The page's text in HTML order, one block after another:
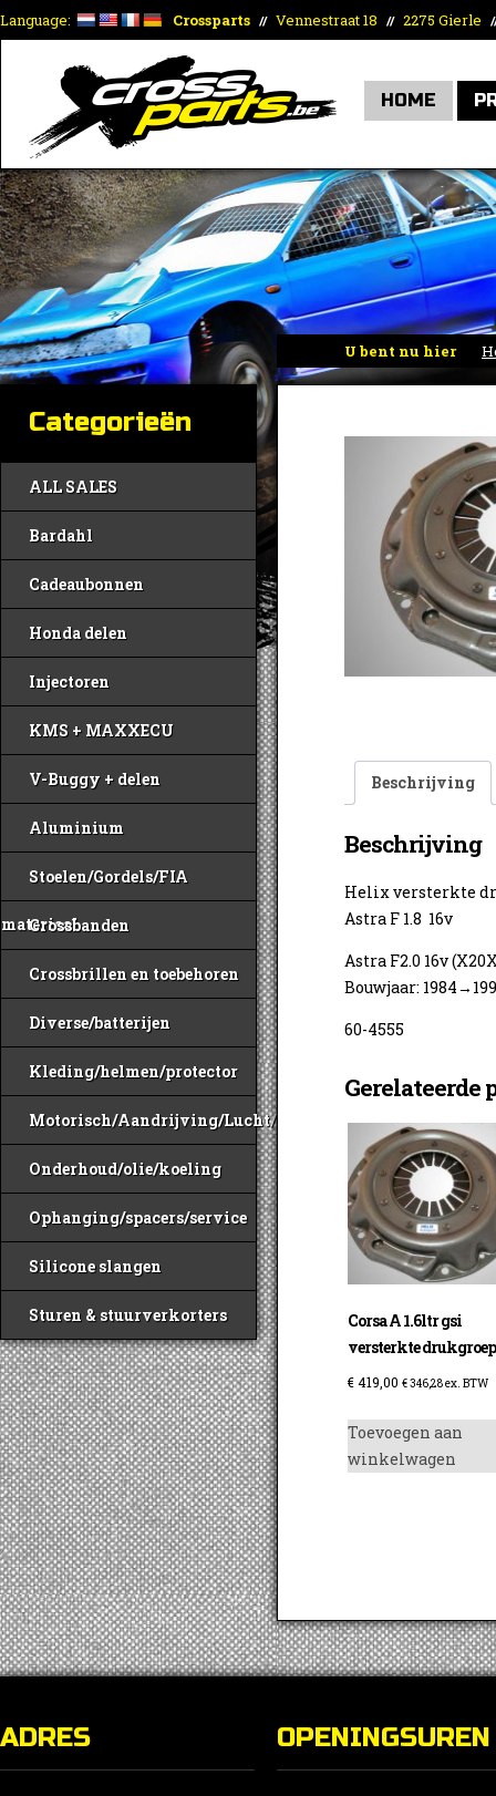
Language: Crossparts // Vennestraat 18 // 2275 Gierle
HOME
U bent nu hier
Categorieën
ALL SALES
Bardahl
Cadeaubonnen
Honda delen
Injectoren
KMS + MAXXECU
V-Buggy + delen
Aluminium
Stoelen/Gordels/FIA
materiaal
Crossbanden
Crossbrillen en toebehoren
Diverse/batterijen
Kleding/helmen/protector
Motorisch/Aandrijving/Lucht/Benzine
Onderhoud/olie/koeling
Ophanging/spacers/service
Silicone slangen
Sturen & stuurverkorters
Beschrijving
Beschrijving
Helix versterkte
Astra F 1.8 16v
Astra F2.0 16v
Bouwjaar:
60-4555
Gerelateerde
Corsa A 1.6ltr gsi
versterkte drukgroep
€419,00 €346,28ex. BTW
Toevoegen aan
winkelwagen
ADRES OPENINGSUREN